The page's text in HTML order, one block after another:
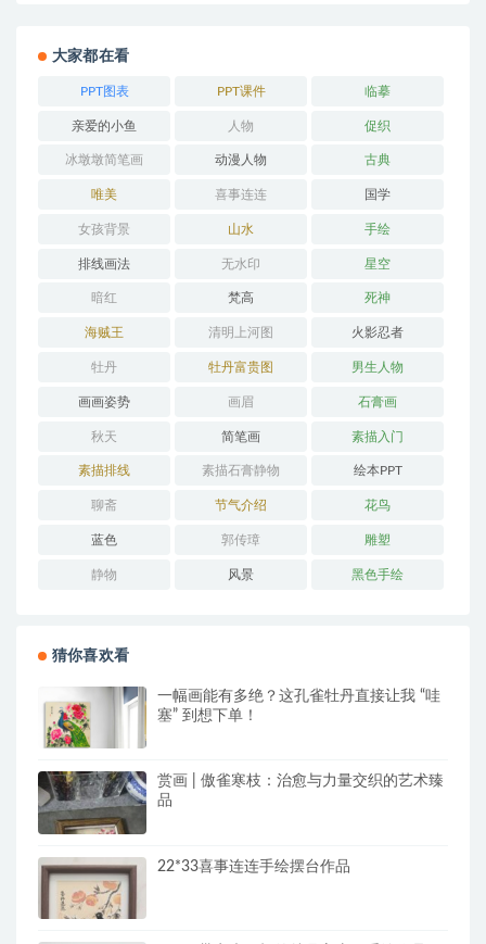
大家都在看
PPT图表 PPT课件 临摹
亲爱的小鱼 人物 促织
冰墩墩简笔画 动漫人物 古典
唯美 喜事连连 国学
女孩背景 山水 手绘
排线画法 无水印 星空
暗红 梵高 死神
海贼王 清明上河图 火影忍者
牡丹 牡丹富贵图 男生人物
画画姿势 画眉 石膏画
秋天 简笔画 素描入门
素描排线 素描石膏静物 绘本PPT
聊斋 节气介绍 花鸟
蓝色 郭传璋 雕塑
静物 风景 黑色手绘
猜你喜欢看
一幅画能有多绝？这孔雀牡丹直接让我 “哇
塞” 到想下单！
赏画 | 傲雀寒枝：治愈与力量交织的艺术臻
品
22*33喜事连连手绘摆台作品